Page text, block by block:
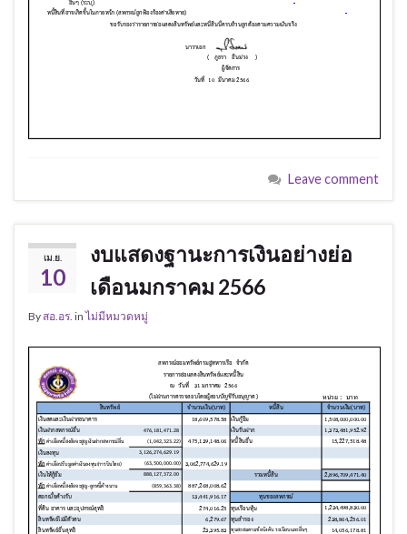
Leave comment
เม.ย.
10
งบแสดงฐานะการเงินอย่างย่อ
เดือนมกราคม 2566
By สอ.อร. inไม่มีหมวดหมู่